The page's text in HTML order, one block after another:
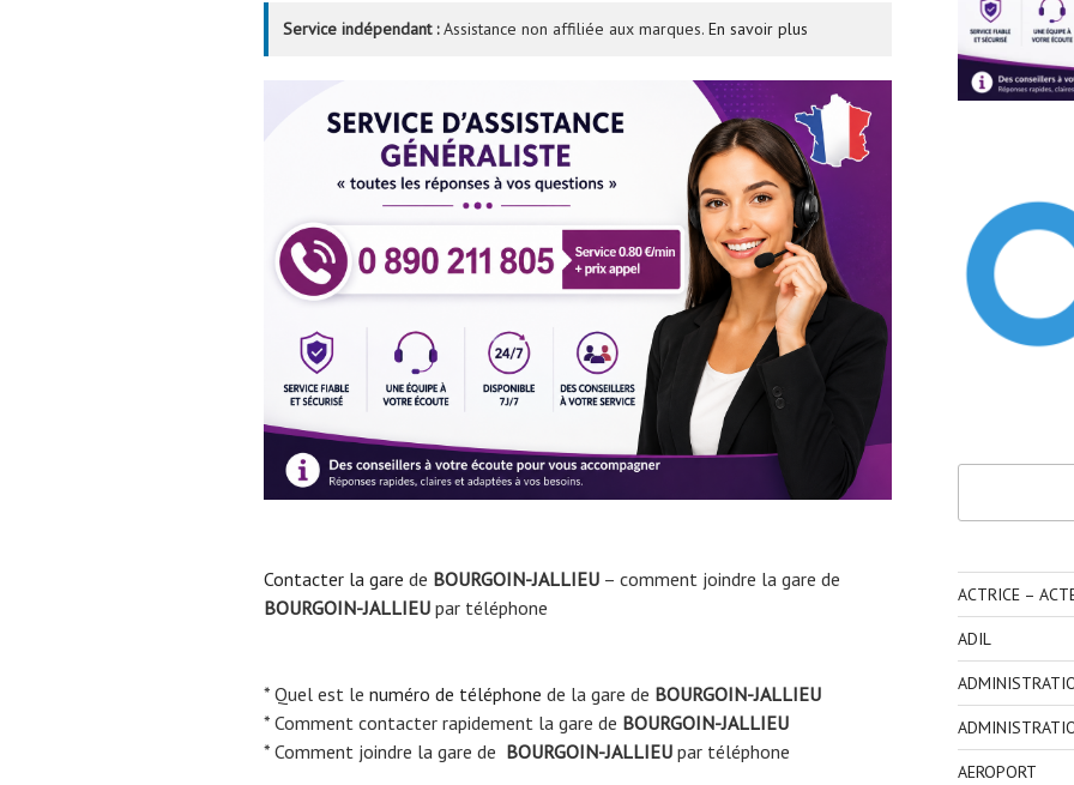
Service indépendant :Assistance non affiliée aux marques. En savoir plus
Contacter la gare de BOURGOIN-JALLIEU – comment joindre la gare de
BOURGOIN-JALLIEU par téléphone
* Quel est le numéro de téléphone de la gare de BOURGOIN-JALLIEU
* Comment contacter rapidement la gare de BOURGOIN-JALLIEU
* Comment joindre la gare de BOURGOIN-JALLIEU par téléphone
ACTRICE –
ADIL
AEROPORT